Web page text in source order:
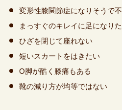
変形性膝関節症になりそうで
まっすぐのキレイに足になり
ひざを閉じて座れない
短いスカートをはきたい
O脚が酷く膝痛もある
靴の減り方が均等ではない